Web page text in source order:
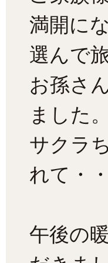
満開に
選んで
お孫さ
ました。
サクラ
れて・・
午後の